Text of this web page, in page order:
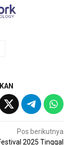
Pos berikutnya
2025 Tinggal